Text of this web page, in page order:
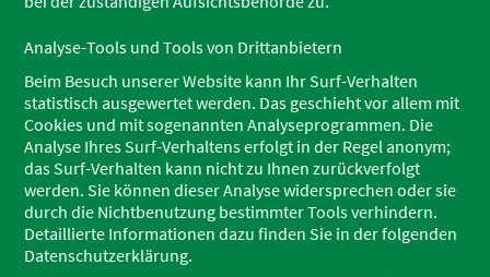
Analyse-Tools und Tools von Drittanbietern
Beim Besuch unserer Website kann Ihr Surf-Verhalten
statistisch ausgewertet werden. Das geschieht vor allem mit
Cookies und mit sogenannten Analyseprogrammen. Die
Analyse Ihres Surf-Verhaltens erfolgt in der Regel anonym;
das Surf-Verhalten kann nicht zu Ihnen zurückverfolgt
werden. Sie können dieser Analyse widersprechen oder sie
durch die Nichtbenutzung bestimmter Tools verhindern.
Detaillierte Informationen dazu finden Sie in der folgenden
Datenschutzerklärung.